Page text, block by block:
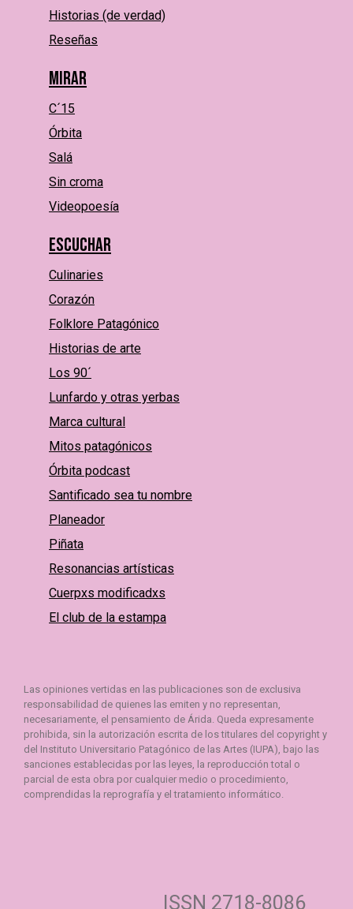
Historias (de verdad)
Reseñas
Mirar
C´15
Órbita
Salá
Sin croma
Videopoesía
Escuchar
Culinaries
Corazón
Folklore Patagónico
Historias de arte
Los 90´
Lunfardo y otras yerbas
Marca cultural
Mitos patagónicos
Órbita podcast
Santificado sea tu nombre
Planeador
Piñata
Resonancias artísticas
Cuerpxs modificadxs
El club de la estampa
Las opiniones vertidas en las publicaciones son de exclusiva
responsabilidad de quienes las emiten y no representan,
necesariamente, el pensamiento de Árida. Queda expresamente
prohibida, sin la autorización escrita de los titulares del copyright y
del Instituto Universitario Patagónico de las Artes (IUPA), bajo las
sanciones establecidas por las leyes, la reproducción total o
parcial de esta obra por cualquier medio o procedimiento,
comprendidas la reprografía y el tratamiento informático.
ISSN 2718-8086